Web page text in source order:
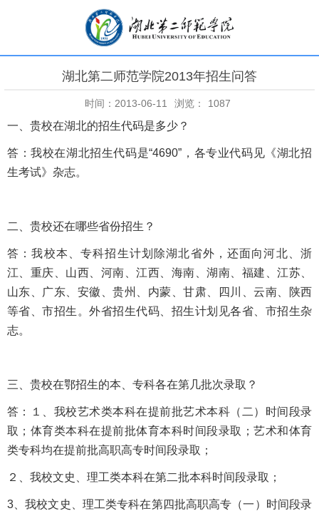
湖北第二师范学院2013年招生问答
时间：2013-06-11 浏览： 1087
一、贵校在湖北的招生代码是多少？
答：我校在湖北招生代码是“4690”，各专业代码见《湖北招
生考试》杂志。
二、贵校还在哪些省份招生？
答：我校本、专科招生计划除湖北省外，还面向河北、浙
江、重庆、山西、河南、江西、海南、湖南、福建、江苏、
山东、广东、安徽、贵州、内蒙、甘肃、四川、云南、陕西
等省、市招生。外省招生代码、招生计划见各省、市招生杂
志。
三、贵校在鄂招生的本、专科各在第几批次录取？
答：１、我校艺术类本科在提前批艺术本科（二）时间段录
取；体育类本科在提前批体育本科时间段录取；艺术和体育
类专科均在提前批高职高专时间段录取；
２、我校文史、理工类本科在第二批本科时间段录取；
3、我校文史、理工类专科在第四批高职高专（一）时间段录